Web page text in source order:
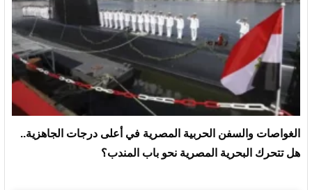
الغواصات والسفن الحربية المصرية في أعلى درجات الجاهزية..
هل تتحرك البحرية المصرية نحو باب المندب؟